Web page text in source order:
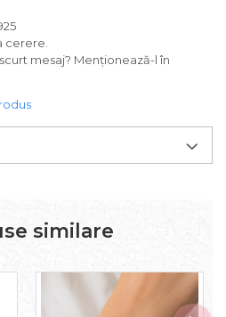
cerere.
mesaj? Menționează-l în
similare